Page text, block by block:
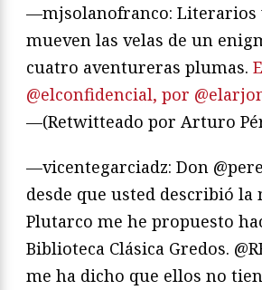
—mjsolanofranco: Literarios
mueven las velas de un
cuatro aventureras plumas.
@elconfidencial, por
—(Retwitteado por Arturo
—vicentegarciadz: Don
desde que usted describió la
Plutarco me he propuesto
Biblioteca Clásica Gredos.
me ha dicho que ellos no